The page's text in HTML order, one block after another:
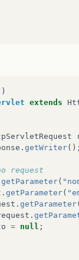
)
extends
. getWriter
request
getParameter(
. getParameter(
. getParameter
.
= null ;